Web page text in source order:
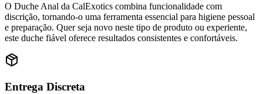
O Duche Anal da CalExotics combina funcionalidade com
discrição, tornando-o uma ferramenta essencial para higiene pessoal
e preparação. Quer seja novo neste tipo de produto ou experiente,
este duche fiável oferece resultados consistentes e confortáveis.
Entrega Discreta